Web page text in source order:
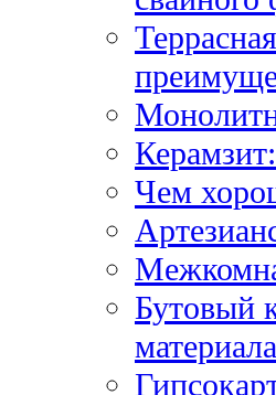
Чем
Бутовый
материала